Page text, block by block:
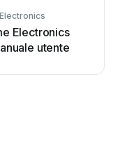
Electronics
utente